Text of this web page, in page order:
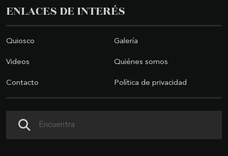
ENLACES DE INTERÉS
Quiosco Galería
Videos Quiénes somos
Contacto Política de privacidad